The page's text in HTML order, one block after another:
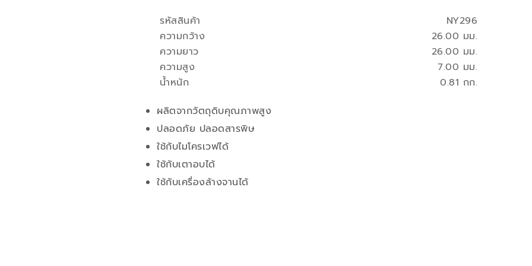
ผลิตจากวัตถุดิบคุณภาพสูง
ปลอดภัย ปลอดสารพิษ
ใช้กับไมโครเวฟได้
ใช้กับเตาอบได้
ใช้กับเครื่องล้างจานได้
คุณสมบัติ
ความสูง 7.00 มม.
รหัสสินค้า NY296
น้ำหนัก 0.81 กก.
ความกว้าง
26.00 มม.
ความยาว
26.00 มม.